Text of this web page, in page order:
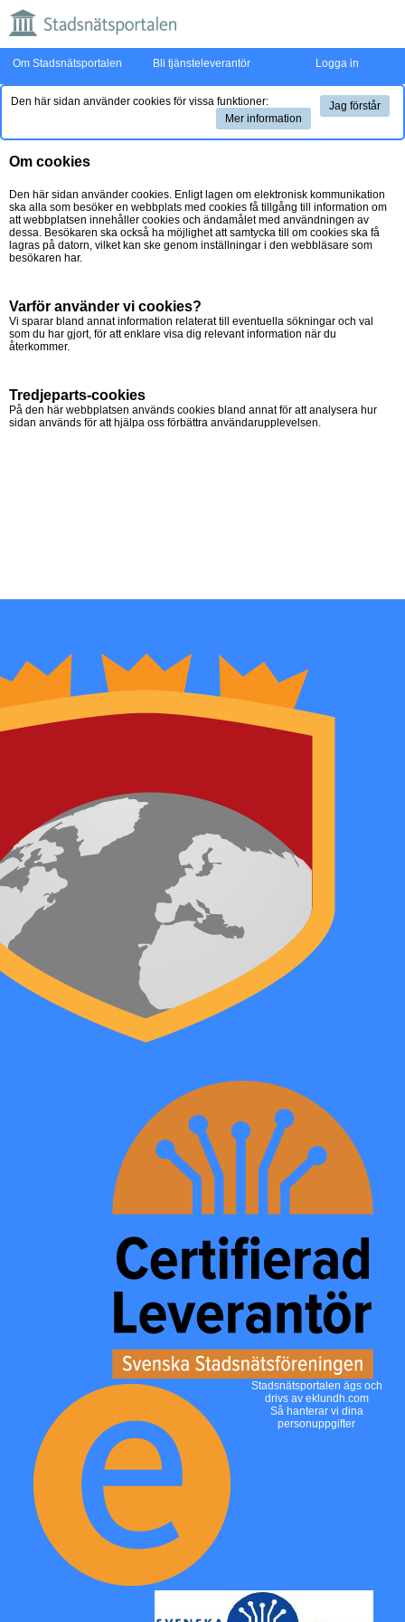
Om Stadsnätsportalen Bli tjänsteleverantör Logga in
Den här sidan använder cookies för vissa funktioner:
Jag förstår
Mer information
Om cookies
Den här sidan använder cookies. Enligt lagen om elektronisk kommunikation
ska alla som besöker en webbplats med cookies få tillgång till information om
att webbplatsen innehåller cookies och ändamålet med användningen av
dessa. Besökaren ska också ha möjlighet att samtycka till om cookies ska få
lagras på datorn, vilket kan ske genom inställningar i den webbläsare som
besökaren har.
Varför använder vi cookies?
Vi sparar bland annat information relaterat till eventuella sökningar och val
som du har gjort, för att enklare visa dig relevant information när du
återkommer.
Tredjeparts-cookies
På den här webbplatsen används cookies bland annat för att analysera hur
sidan används för att hjälpa oss förbättra användarupplevelsen.
Stadsnätsportalen ägs och
drivs av eklundh.com
Så hanterar vi dina
personuppgifter